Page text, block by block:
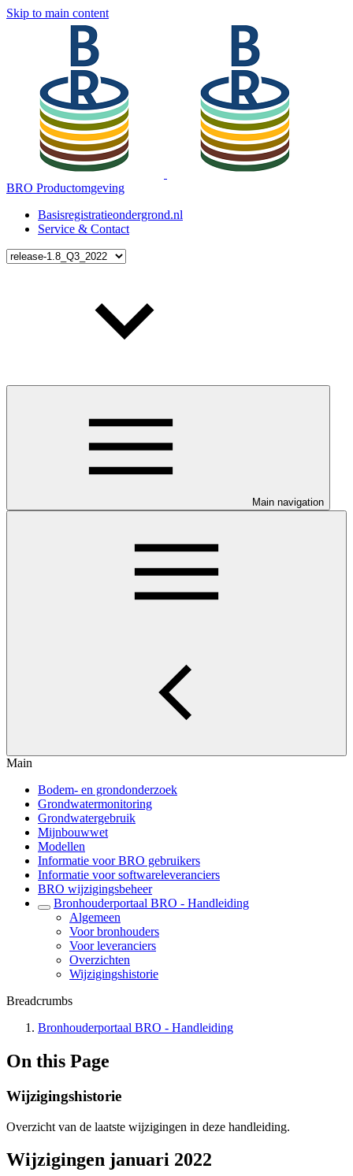
Skip to main content
BRO Productomgeving
Basisregistratieondergrond.nl
Service & Contact
Main navigation
Main
Bodem- en grondonderzoek
Grondwatermonitoring
Grondwatergebruik
Mijnbouwwet
Modellen
Informatie voor BRO gebruikers
Informatie voor softwareleveranciers
BRO wijzigingsbeheer
Bronhouderportaal BRO - Handleiding
Algemeen
Voor bronhouders
Voor leveranciers
Overzichten
Wijzigingshistorie
Breadcrumbs
Bronhouderportaal BRO - Handleiding
On this Page
Wijzigingshistorie
Overzicht van de laatste wijzigingen in deze handleiding.
Wijzigingen januari 2022